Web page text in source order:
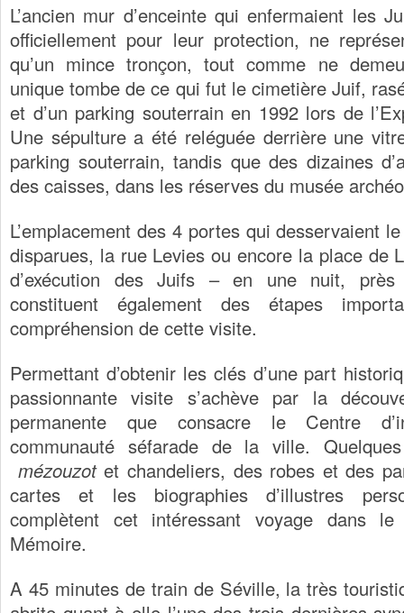
L’ancien mur d’enceinte qui enfermaient les
officiellement pour leur protection, ne
qu’un mince tronçon, tout comme ne
unique tombe de ce qui fut le cimetière Juif,
et d’un parking souterrain en 1992 lors de
Une sépulture a été reléguée derrière une
parking souterrain, tandis que des dizaines
des caisses, dans les réserves du musée
L’emplacement des 4 portes qui desservaient
disparues, la rue Levies ou encore la place de
d’exécution des Juifs – en une nuit,
constituent également des étapes
compréhension de cette visite.
Permettant d’obtenir les clés d’une part
passionnante visite s’achève par la
permanente que consacre le Centre
communauté séfarade de la ville.
mézouzotet chandeliers, des robes et des
cartes et les biographies d’illustres
complètent cet intéressant voyage dans
Mémoire.
A 45 minutes de train de Séville, la très